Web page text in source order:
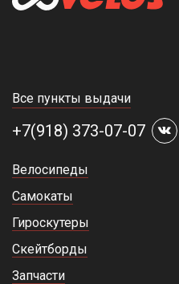
Все пункты выдачи
+7(918) 373-07-07
Велосипеды
Самокаты
Гироскутеры
Скейтборды
Запчасти